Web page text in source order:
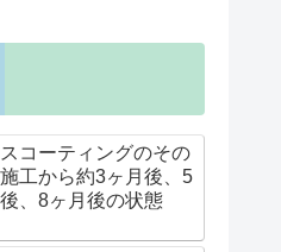
コーティングのその
工から約3ヶ月後、5
、8ヶ月後の状態